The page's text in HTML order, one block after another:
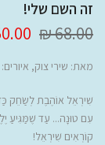
זה השם שלי!
68.00 ₪
₪
מאת: שירי צוק,
שִׁירְאֵל אוֹהֶבֶת לְשַׂחֵק
עִם טוּנָה... עַד שֶׁמַּגִּיעַ
קוֹרְאִים שִׁירְאֵל!